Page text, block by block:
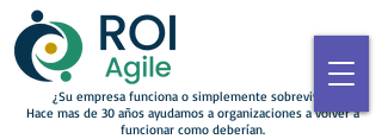
¿Su empresa funciona o simplemente sobrevive?
Hace mas de 30 años ayudamos a organizaciones a volver a
funcionar como deberían.